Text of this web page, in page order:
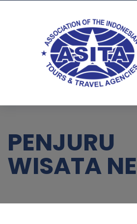
PENJURU
WISATA